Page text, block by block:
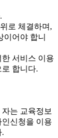
로 체결하며,
이어야 합니
서비스 이용
합니다.
는 교육정보
신청을 이용
.